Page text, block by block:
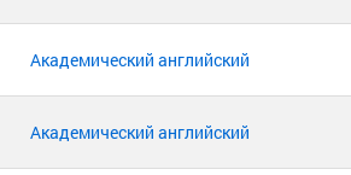
Академический английский
Академический английский